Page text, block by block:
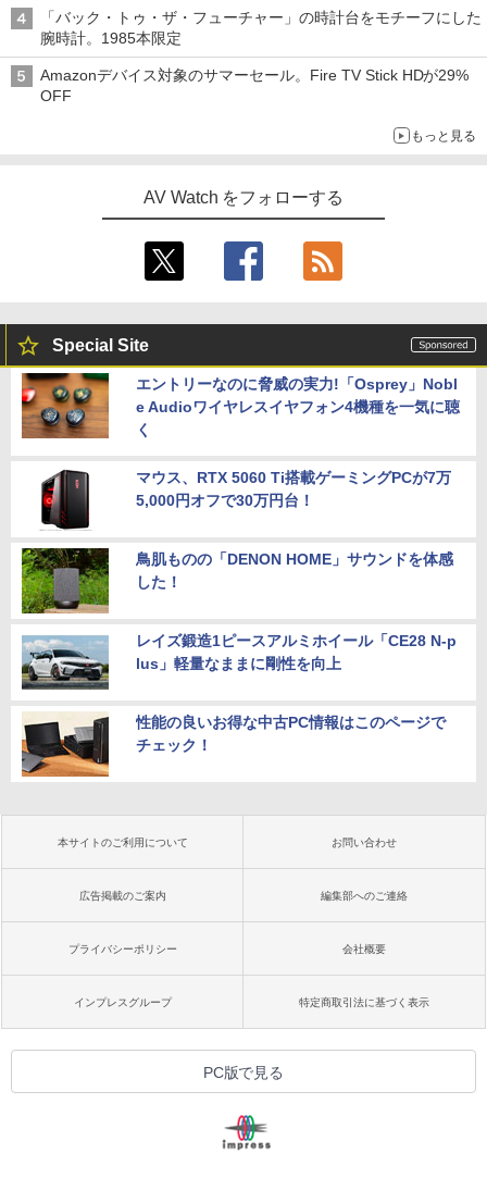
「バック・トゥ・ザ・フューチャー」の時計台をモチーフにした
腕時計。1985本限定
Amazonデバイス対象のサマーセール。Fire TV Stick HDが29%
OFF
もっと見る
AV Watch をフォローする
Special Site
エントリーなのに脅威の実力!「Osprey」Nobl
e Audioワイヤレスイヤフォン4機種を一気に聴
く
マウス、RTX 5060 Ti搭載ゲーミングPCが7万
5,000円オフで30万円台！
鳥肌ものの「DENON HOME」サウンドを体感
した！
レイズ鍛造1ピースアルミホイール「CE28 N-p
lus」軽量なままに剛性を向上
性能の良いお得な中古PC情報はこのページで
チェック！
本サイトのご利用について お問い合わせ
広告掲載のご案内 編集部へのご連絡
プライバシーポリシー 会社概要
インプレスグループ 特定商取引法に基づく表示
PC版で見る